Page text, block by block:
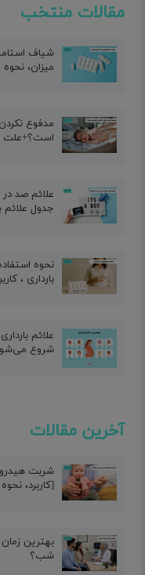
مقالات منتخب
میزان،
مدفوع
است؟+علت
علائم صد
جدول علائم
نحوه
بارداری ،
علائم
شروع
آخرین مقالات
شربت
[کاربرد،
بهترین زمان
شب؟